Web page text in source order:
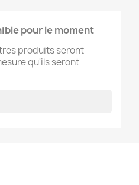
pour le moment
produits seront
qu'ils seront